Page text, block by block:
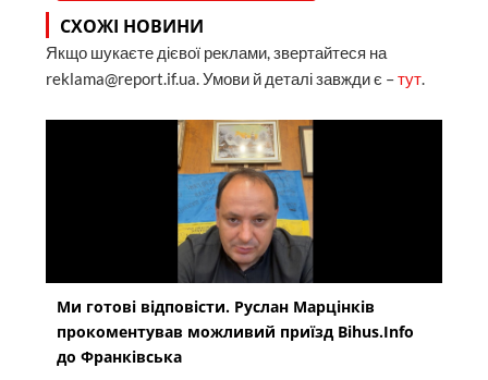
СХОЖІ НОВИНИ
Якщо шукаєте дієвої реклами, звертайтеся на
reklama@report.if.ua. Умови й деталі завжди є –тут.
Ми готові відповісти. Руслан Марцінків
прокоментував можливий приїзд Bihus.Info
до Франківська